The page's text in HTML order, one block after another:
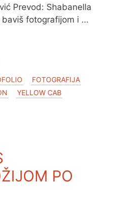
Prevod: Shabanella
baviš fotografijom i …
FOTOGRAFIJA
YELLOW CAB
PO